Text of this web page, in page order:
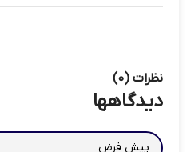
نظرات (0)
دیدگاهها